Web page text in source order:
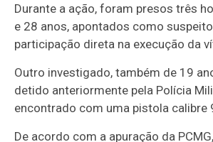
Durante a ação, foram presos três
e 28 anos, apontados como
participação direta na execução da
Outro investigado, também de 19
detido anteriormente pela Polícia
encontrado com uma pistola calibre
De acordo com a apuração da